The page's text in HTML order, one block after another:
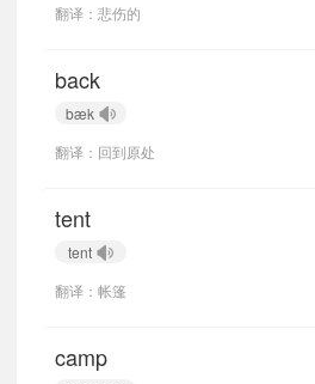
翻译：悲伤的
back
bæk
翻译：回到原处
tent
tent
翻译：帐篷
camp